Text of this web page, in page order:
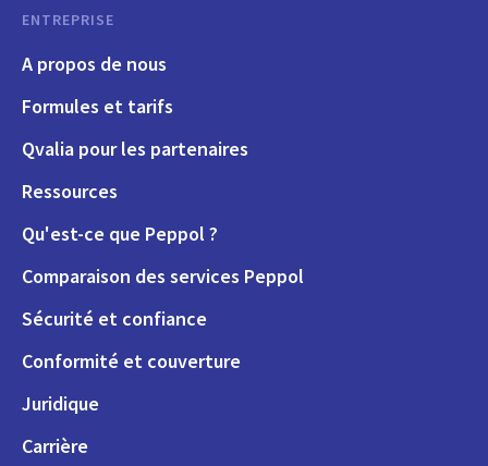
ENTREPRISE
A propos de nous
Formules et tarifs
Qvalia pour les partenaires
Ressources
Qu'est-ce que Peppol ?
Comparaison des services Peppol
Sécurité et confiance
Conformité et couverture
Juridique
Carrière